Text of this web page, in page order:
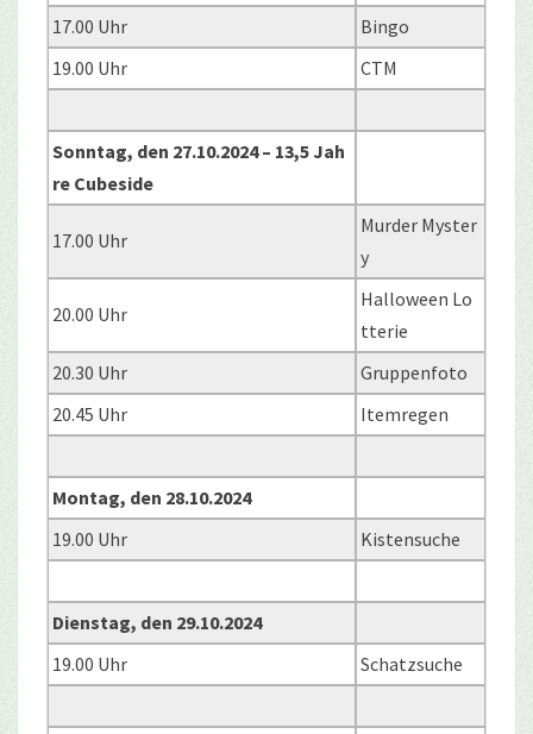
17.00 Uhr
Bingo
19.00 Uhr
CTM
Sonntag, den 27.10.2024 – 13,5 Jah
re Cubeside
17.00 Uhr
Murder Myster
y
20.00 Uhr
Halloween Lo
tterie
20.30 Uhr
Gruppenfoto
20.45 Uhr
Itemregen
Montag, den 28.10.2024
19.00 Uhr
Kistensuche
Dienstag, den 29.10.2024
19.00 Uhr
Schatzsuche